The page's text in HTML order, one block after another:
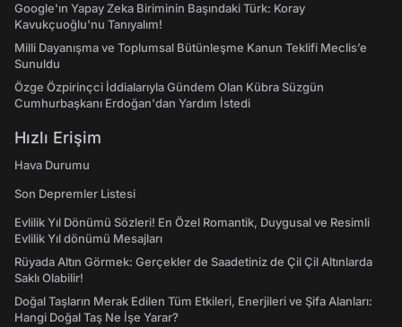
Google'ın Yapay Zeka Biriminin Başındaki Türk: Koray
Kavukçuoğlu'nu Tanıyalım!
Milli Dayanışma ve Toplumsal Bütünleşme Kanun Teklifi Meclis’e
Sunuldu
Özge Özpirinçci İddialarıyla Gündem Olan Kübra Süzgün
Cumhurbaşkanı Erdoğan'dan Yardım İstedi
Hızlı Erişim
Hava Durumu
Son Depremler Listesi
Evlilik Yıl Dönümü Sözleri! En Özel Romantik, Duygusal ve Resimli
Evlilik Yıl dönümü Mesajları
Rüyada Altın Görmek: Gerçekler de Saadetiniz de Çil Çil Altınlarda
Saklı Olabilir!
Doğal Taşların Merak Edilen Tüm Etkileri, Enerjileri ve Şifa Alanları:
Hangi Doğal Taş Ne İşe Yarar?